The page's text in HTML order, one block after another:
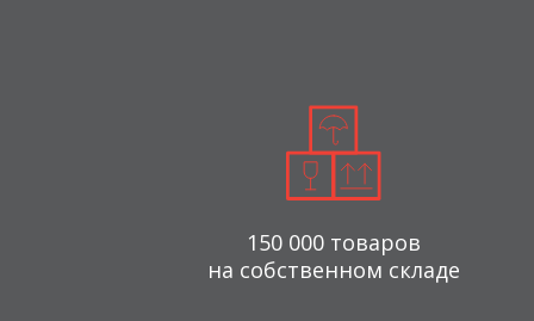
150 000 товаров
на собственном складе